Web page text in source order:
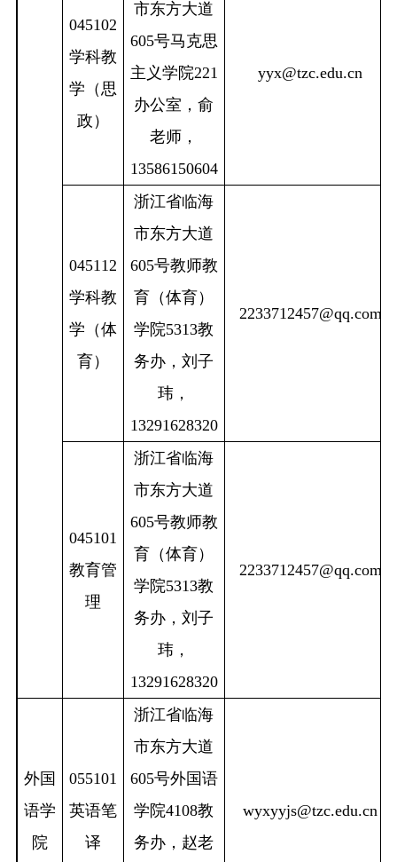
045102
学科教
学（思
政）
市东方大道
605号马克思
主义学院221
办公室，俞
老师，
13586150604
yyx@tzc.edu.cn
045112
学科教
学（体
育）
浙江省临海
市东方大道
605号教师教
育（体育）
学院5313教
务办，刘子
玮，
13291628320
2233712457@qq.com
045101
教育管
理
浙江省临海
市东方大道
605号教师教
育（体育）
学院5313教
务办，刘子
玮，
13291628320
2233712457@qq.com
外国
语学
院
055101
英语笔
译
浙江省临海
市东方大道
605号外国语
学院4108教
务办，赵老
wyxyyjs@tzc.edu.cn